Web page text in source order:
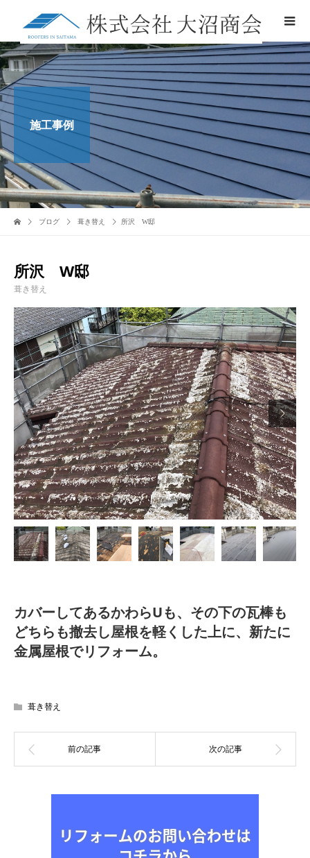
施工事例
ブログ 葺き替え 所沢 W邸
所沢 W邸
葺き替え

カバーしてあるかわらUも、その下の瓦棒も
どちらも撤去し屋根を軽くした上に、新たに
金属屋根でリフォーム。
葺き替え